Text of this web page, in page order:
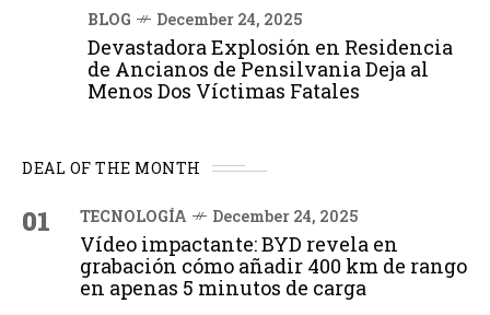
BLOG December 24, 2025
Devastadora Explosión en Residencia
de Ancianos de Pensilvania Deja al
Menos Dos Víctimas Fatales
DEAL OF THE MONTH
01 TECNOLOGÍA December 24, 2025
Vídeo impactante: BYD revela en
grabación cómo añadir 400 km de rango
en apenas 5 minutos de carga